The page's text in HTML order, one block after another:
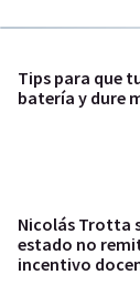
Tips para que
batería y dure
Nicolás Trotta
estado no
incentivo